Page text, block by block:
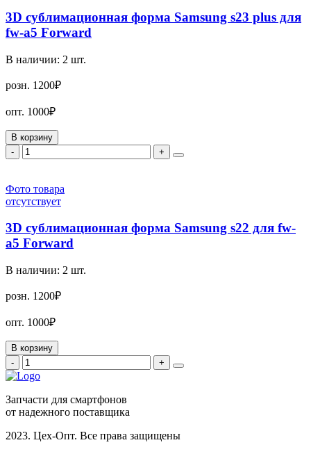
3D сублимационная форма Samsung s23 plus для
fw-a5 Forward
В наличии: 2 шт.
розн. 1200₽
опт. 1000₽
В корзину
-
+
Фото товара
отсутствует
3D сублимационная форма Samsung s22 для fw-
a5 Forward
В наличии: 2 шт.
розн. 1200₽
опт. 1000₽
В корзину
-
+
Запчасти для смартфонов
от надежного поставщика
2023. Цех-Опт. Все права защищены